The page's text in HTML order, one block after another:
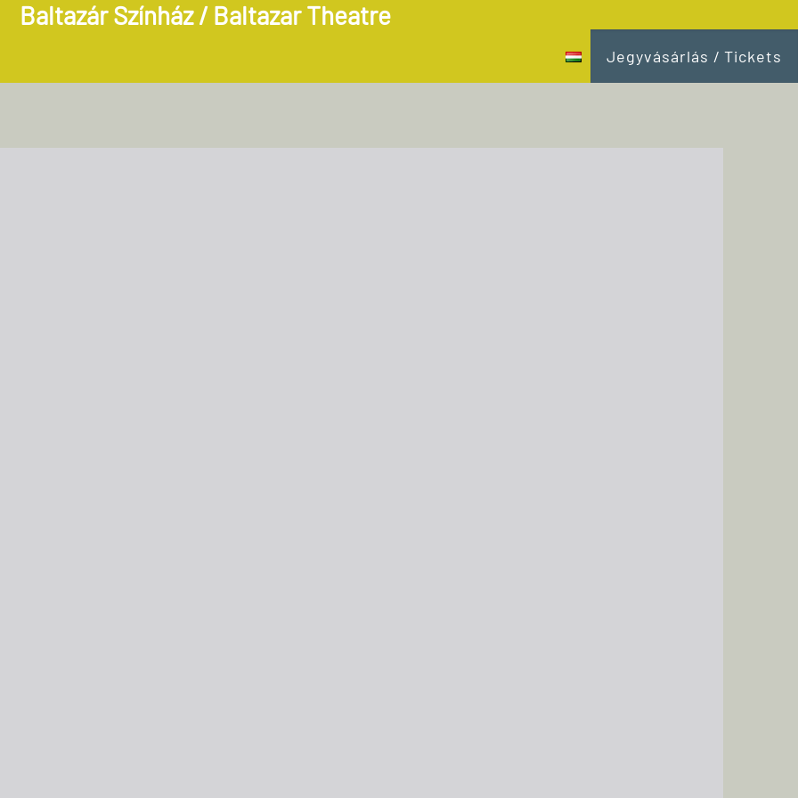
Baltazár Színház / Baltazar Theatre
Jegyvásárlás / Tickets